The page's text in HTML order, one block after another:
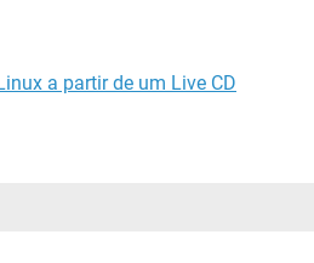
a partir de um Live CD